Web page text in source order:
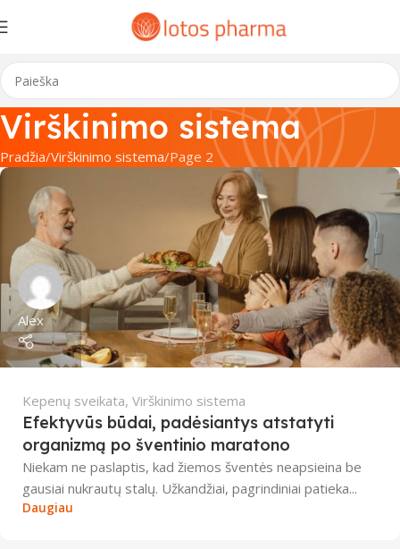
Virškinimo sistema
Pradžia Virškinimo sistema Page 2
Alex
Kepenų sveikata, Virškinimo sistema
Efektyvūs būdai, padėsiantys atstatyti
organizmą po šventinio maratono
Niekam ne paslaptis, kad žiemos šventės neapsieina be
gausiai nukrautų stalų. Užkandžiai, pagrindiniai patieka...
Daugiau